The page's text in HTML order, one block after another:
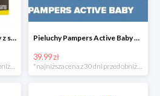
Garaż zabawkowy 3 poziomy z samochodzikami
*najniższa cena z 30 dni przed obniżką
Pieluchy Pampers Active Baby od 39,99 zł
39.99 zł
*najniższa cena z 30 dni przed obniżką